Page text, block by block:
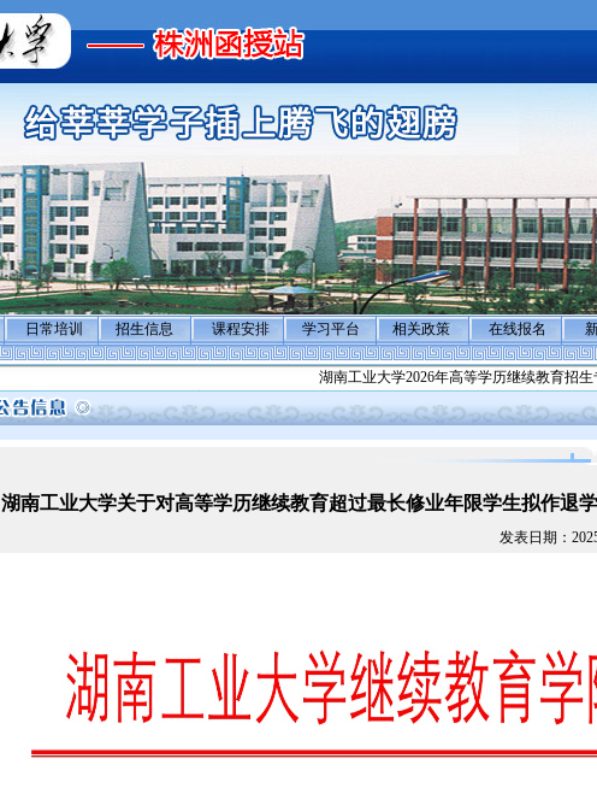
日常培训 招生信息 课程安排 学习平台 相关政策 在线报名
湖南工业大学2026年高等学历继续教育招生专业
湖南工业大学关于对高等学历继续教育超过最长修业年限学生拟作退
发表日期：